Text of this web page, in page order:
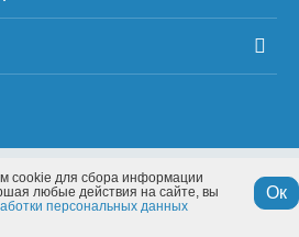
cookie для сбора информации
любые действия на сайте, вы
персональных данных
Ок